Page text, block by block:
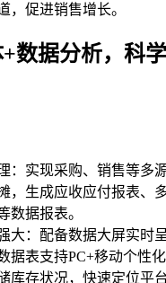
，促进销售增长。
数据分析，科
：实现采购、销售等多
，生成应收应付报表、
数据报表。
大：配备数据大屏实时
据表支持PC+移动个性
库存状况，快速定位平